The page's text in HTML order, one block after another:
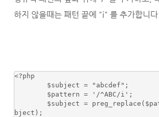
하지 않을때는 패턴 끝에 "i" 를 추가합니
<?php
bject);